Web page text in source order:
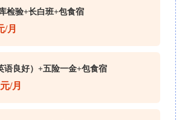
检验+长白班+包食宿
/月
语良好）+五险一金+包食宿
/月